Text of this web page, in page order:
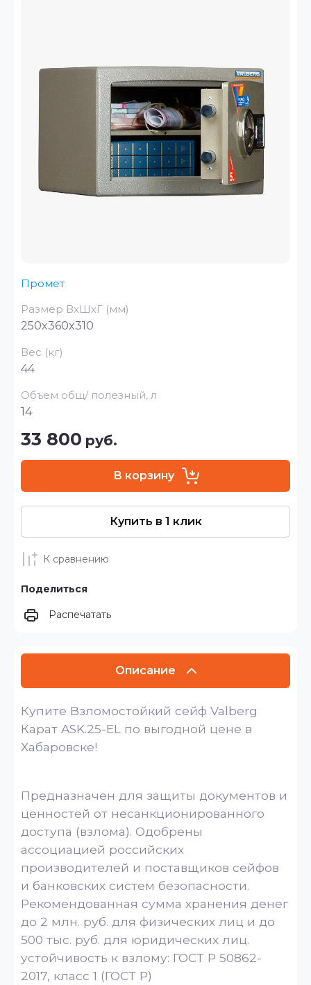
Промет
Размер ВхШхГ (мм)
250x360x310
Вес (кг)
44
Объем общ/ полезный, л
14
33 800 руб.
В корзину
Купить в 1 клик
К сравнению
Поделиться
Распечатать
Описание
Купите Взломостойкий сейф Valberg
Карат ASK.25-EL по выгодной цене в
Хабаровске!
Предназначен для защиты документов и
ценностей от несанкционированного
доступа (взлома). Одобрены
ассоциацией российских
производителей и поставщиков сейфов
и банковских систем безопасности.
Рекомендованная сумма хранения денег
до 2 млн. руб. для физических лиц и до
500 тыс. руб. для юридических лиц.
устойчивость к взлому: ГОСТ Р 50862-
2017, класс 1 (ГОСТ Р)